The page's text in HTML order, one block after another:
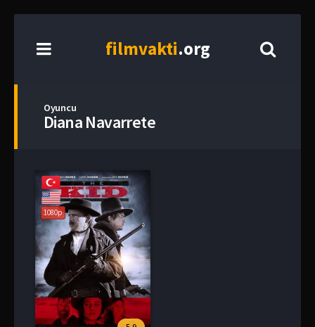
filmvakti.org
Oyuncu
Diana Navarrete
1080p